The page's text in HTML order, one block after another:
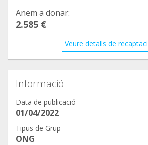
I Gatti di Anna
Anem a donar:
2.585 €
Veure detalls de
Informació
Data de publicació
01/04/2022
Tipus de Grup
ONG